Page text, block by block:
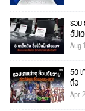
รวม
อัปเ
Aug
50
ถือ
Apr